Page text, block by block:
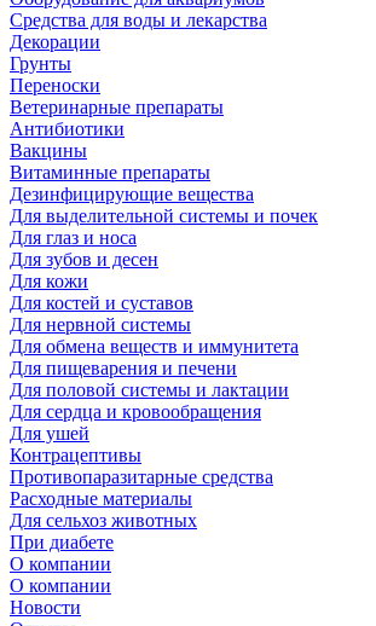
Средства для воды и лекарства
Декорации
Грунты
Переноски
Ветеринарные препараты
Антибиотики
Вакцины
Витаминные препараты
Дезинфицирующие вещества
Для выделительной системы и почек
Для глаз и носа
Для зубов и десен
Для кожи
Для костей и суставов
Для нервной системы
Для обмена веществ и иммунитета
Для пищеварения и печени
Для половой системы и лактации
Для сердца и кровообращения
Для ушей
Контрацептивы
Противопаразитарные средства
Расходные материалы
Для сельхоз животных
При диабете
О компании
О компании
Новости